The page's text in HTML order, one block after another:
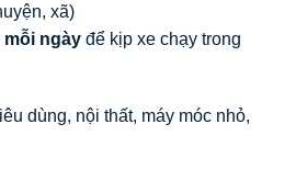
xã)
mỗi ngày để kịp xe chạy trong
dùng, nội thất, máy móc nhỏ,